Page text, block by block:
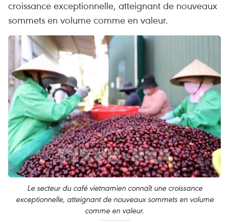
croissance exceptionnelle, atteignant de nouveaux
sommets en volume comme en valeur.
Le secteur du café vietnamien connaît une croissance
exceptionnelle, atteignant de nouveaux sommets en volume
comme en valeur.